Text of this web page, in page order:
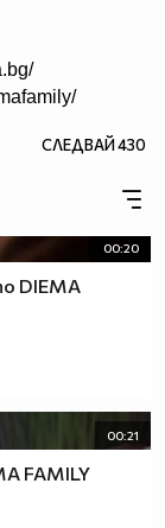
СЛЕДВАЙ430
00:20
DIEMA
00:21
FAMILY